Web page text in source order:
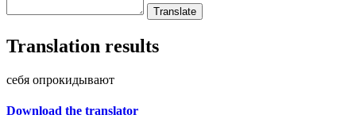
Translation results
себя опрокидывают
Download the translator